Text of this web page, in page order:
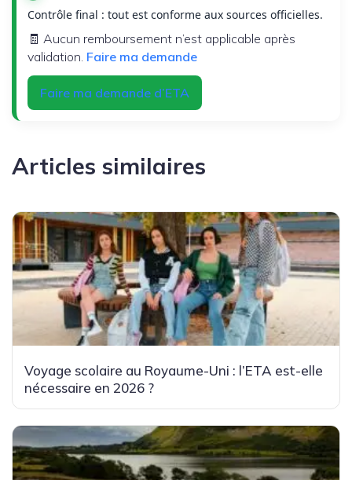
Contrôle final : tout est conforme aux sources officielles.
🧾 Aucun remboursement n’est applicable après
validation. Faire ma demande
Faire ma demande d’ETA
Articles similaires
Voyage scolaire au Royaume-Uni : l’ETA est-elle
nécessaire en 2026 ?